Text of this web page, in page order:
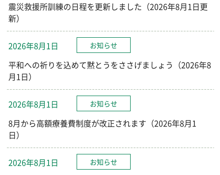
震災救援所訓練の日程を更新しました（2026年8月1日更
新）
2026年8月1日 お知らせ
平和への祈りを込めて黙とうをささげましょう（2026年8
月1日）
2026年8月1日 お知らせ
8月から高額療養費制度が改正されます（2026年8月1
日）
2026年8月1日 お知らせ